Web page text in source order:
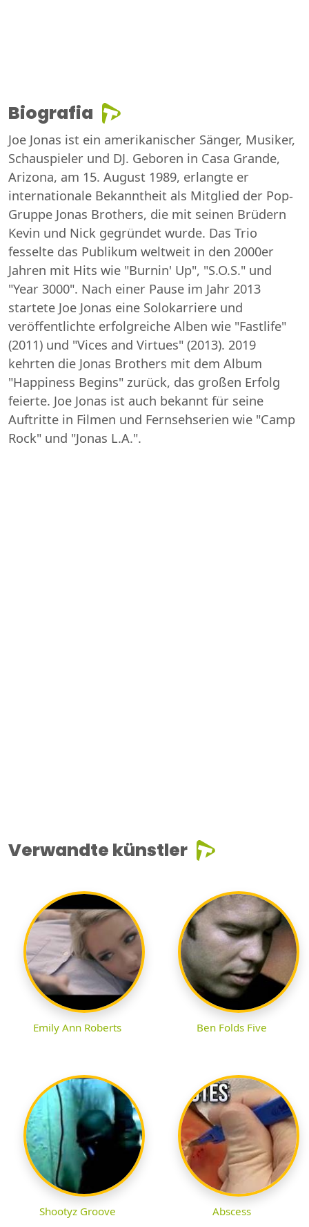
Biografia
Joe Jonas ist ein amerikanischer Sänger, Musiker,
Schauspieler und DJ. Geboren in Casa Grande,
Arizona, am 15. August 1989, erlangte er
internationale Bekanntheit als Mitglied der Pop-
Gruppe Jonas Brothers, die mit seinen Brüdern
Kevin und Nick gegründet wurde. Das Trio
fesselte das Publikum weltweit in den 2000er
Jahren mit Hits wie "Burnin' Up", "S.O.S." und
"Year 3000". Nach einer Pause im Jahr 2013
startete Joe Jonas eine Solokarriere und
veröffentlichte erfolgreiche Alben wie "Fastlife"
(2011) und "Vices and Virtues" (2013). 2019
kehrten die Jonas Brothers mit dem Album
"Happiness Begins" zurück, das großen Erfolg
feierte. Joe Jonas ist auch bekannt für seine
Auftritte in Filmen und Fernsehserien wie "Camp
Rock" und "Jonas L.A.".
Verwandte künstler
Emily Ann Roberts Ben Folds Five
Shootyz Groove Abscess